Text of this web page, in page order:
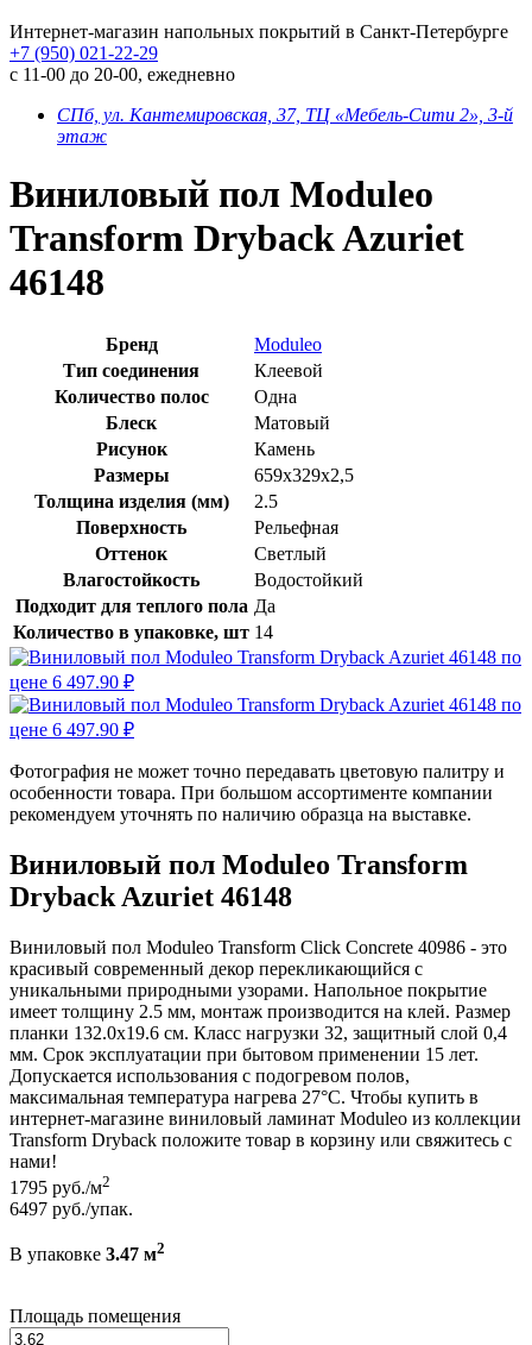
Интернет-магазин напольных покрытий в Санкт-Петербурге
+7 (950) 021-22-29
с 11-00 до 20-00, ежедневно
СПб, ул. Кантемировская, 37, ТЦ «Мебель-Сити 2», 3-й
этаж
Виниловый пол Moduleo
Transform Dryback Azuriet
46148
Бренд
Moduleo
Тип соединения
Клеевой
Количество полос
Одна
Блеск
Матовый
Рисунок
Камень
Размеры
659x329x2,5
Толщина изделия (мм)
2.5
Поверхность
Рельефная
Оттенок
Светлый
Влагостойкость
Водостойкий
Подходит для теплого пола Да
Количество в упаковке, шт 14
Фотография не может точно передавать цветовую палитру и
особенности товара. При большом ассортименте компании
рекомендуем уточнять по наличию образца на выставке.
Виниловый пол Moduleo Transform
Dryback Azuriet 46148
Виниловый пол Moduleo Transform Click Concrete 40986 - это
красивый современный декор перекликающийся с
уникальными природными узорами. Напольное покрытие
имеет толщину 2.5 мм, монтаж производится на клей. Размер
планки 132.0x19.6 см. Класс нагрузки 32, защитный слой 0,4
мм. Срок эксплуатации при бытовом применении 15 лет.
Допускается использования с подогревом полов,
максимальная температура нагрева 27°C. Чтобы купить в
интернет-магазине виниловый ламинат Moduleo из коллекции
Transform Dryback положите товар в корзину или свяжитесь с
нами!
1795 руб./м2
6497 руб./упак.
В упаковке 3.47 м2
Площадь помещения